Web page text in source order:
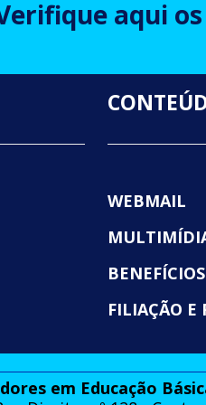
aqui
WEBMAIL
BENEFÍCIOS
FILIAÇÃO E
em Educação